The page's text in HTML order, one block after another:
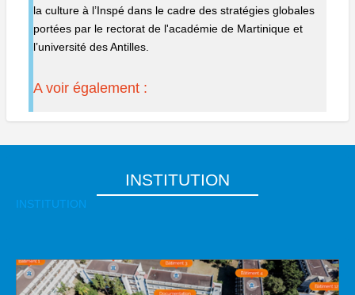
la culture à l’Inspé dans le cadre des stratégies globales
portées par le rectorat de l'académie de Martinique et
l’université des Antilles.
A voir également :
INSTITUTION
INSTITUTION
Body